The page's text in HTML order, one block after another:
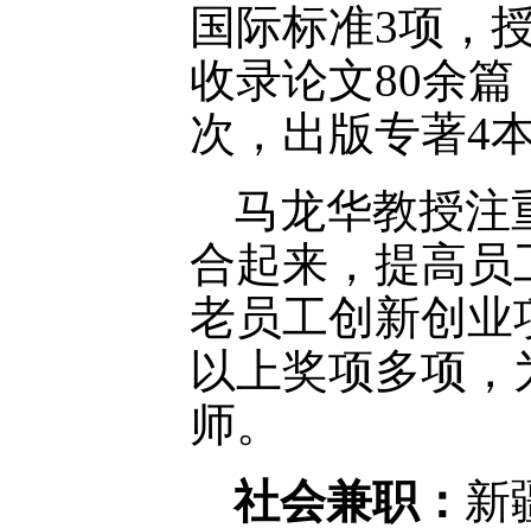
国际标准3项，
收录论文80余
次，出版专著4
马龙华教授注
合起来，提高员
老员工创新创业
以上奖项多项
师。
社会兼职： 新